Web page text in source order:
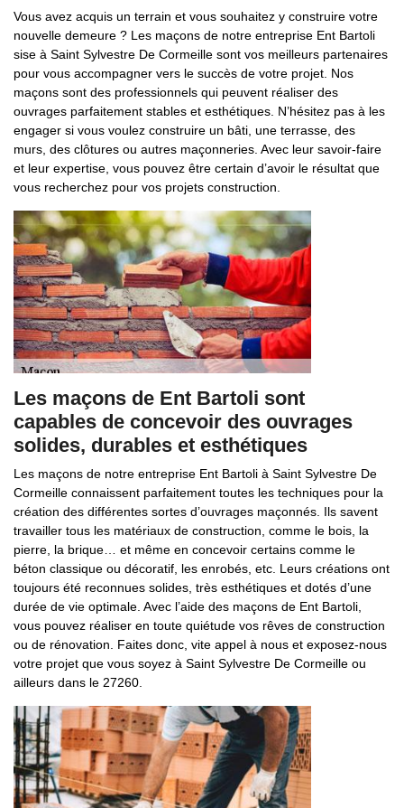
Vous avez acquis un terrain et vous souhaitez y construire votre
nouvelle demeure ? Les maçons de notre entreprise Ent Bartoli
sise à Saint Sylvestre De Cormeille sont vos meilleurs partenaires
pour vous accompagner vers le succès de votre projet. Nos
maçons sont des professionnels qui peuvent réaliser des
ouvrages parfaitement stables et esthétiques. N’hésitez pas à les
engager si vous voulez construire un bâti, une terrasse, des
murs, des clôtures ou autres maçonneries. Avec leur savoir-faire
et leur expertise, vous pouvez être certain d’avoir le résultat que
vous recherchez pour vos projets construction.
Les maçons de Ent Bartoli sont
capables de concevoir des ouvrages
solides, durables et esthétiques
Les maçons de notre entreprise Ent Bartoli à Saint Sylvestre De
Cormeille connaissent parfaitement toutes les techniques pour la
création des différentes sortes d’ouvrages maçonnés. Ils savent
travailler tous les matériaux de construction, comme le bois, la
pierre, la brique… et même en concevoir certains comme le
béton classique ou décoratif, les enrobés, etc. Leurs créations ont
toujours été reconnues solides, très esthétiques et dotés d’une
durée de vie optimale. Avec l’aide des maçons de Ent Bartoli,
vous pouvez réaliser en toute quiétude vos rêves de construction
ou de rénovation. Faites donc, vite appel à nous et exposez-nous
votre projet que vous soyez à Saint Sylvestre De Cormeille ou
ailleurs dans le 27260.